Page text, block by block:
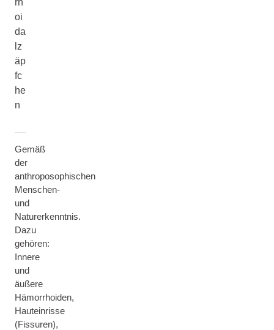
rh
oi
da
lz
äp
fc
he
n
Gemäß
der
anthroposophischen
Menschen-
und
Naturerkenntnis.
Dazu
gehören:
Innere
und
äußere
Hämorrhoiden,
Hauteinrisse
(Fissuren),